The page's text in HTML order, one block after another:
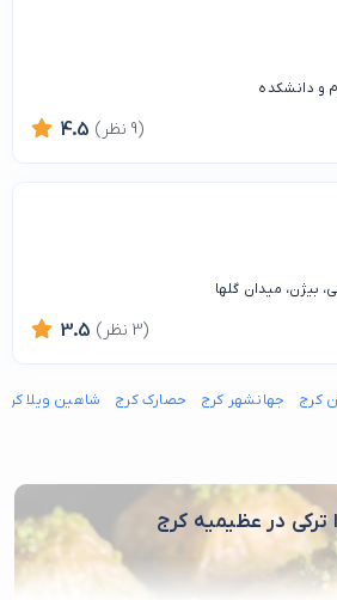
و دانشکده
4.5 (9 نظر)
بیژن، میدان گلها
3.5 (3 نظر)
کرج جهانشهر کرج حصارک کرج شاهین ویلا کرج
ترکی در عظیمیه کرج